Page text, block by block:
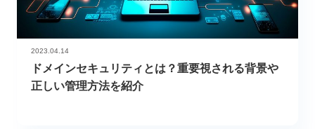
2023.04.14
ドメインセキュリティとは？重要視される背景や
正しい管理方法を紹介